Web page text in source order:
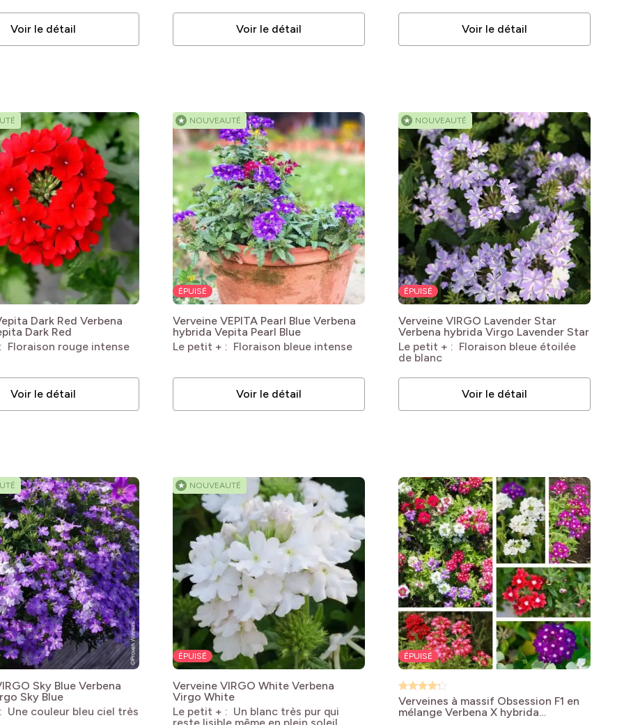
Voir le détail Voir le détail Voir le détail
Dark Red Verbena
Dark Red
Floraison rouge intense
Voir le détail
★ NOUVEAUTÉ
ÉPUISÉ
Verveine VEPITA Pearl Blue Verbena
hybrida Vepita Pearl Blue
Le petit + : Floraison bleue intense
Voir le détail
★ NOUVEAUTÉ
ÉPUISÉ
Verveine VIRGO Lavender Star
Verbena hybrida Virgo Lavender Star
Le petit + : Floraison bleue étoilée
de blanc
Voir le détail
Sky Blue Verbena
Sky Blue
Une couleur bleu ciel très
★ NOUVEAUTÉ
ÉPUISÉ
Verveine VIRGO White Verbena
Virgo White
Le petit + : Un blanc très pur qui
ÉPUISÉ
Verveines à massif Obsession F1 en
mélange Verbena X hybrida